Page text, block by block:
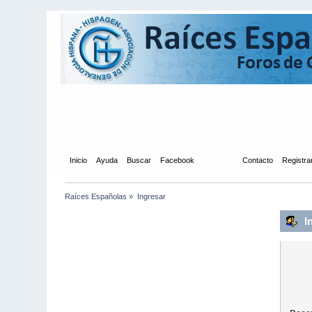
Inicio Ayuda Buscar Facebook Contacto
Raíces Españolas » Ingresar